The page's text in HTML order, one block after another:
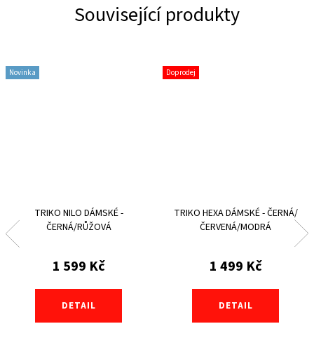
Související produkty
Novinka
TRIKO NILO DÁMSKÉ -
ČERNÁ/RŮŽOVÁ
1 599 Kč
DETAIL
Doprodej
TRIKO HEXA DÁMSKÉ - ČERNÁ/
ČERVENÁ/MODRÁ
1 499 Kč
DETAIL